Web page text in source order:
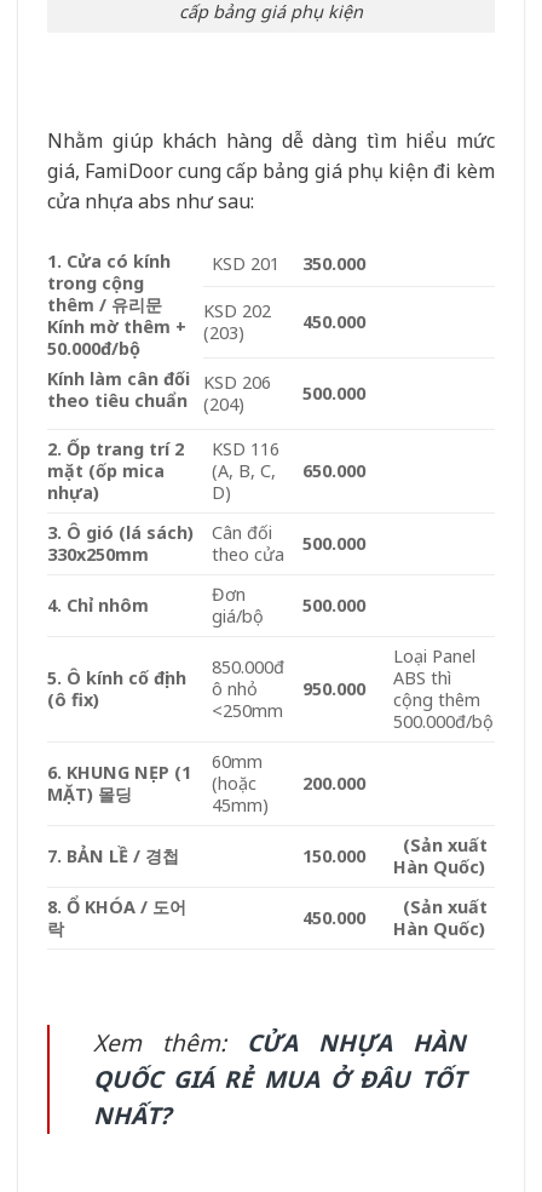
cấp bảng giá phụ kiện
Nhằm giúp khách hàng dễ dàng tìm hiểu mức
giá, FamiDoor cung cấp bảng giá phụ kiện đi kèm
cửa nhựa abs như sau:
1. Cửa có kính
trong cộng
thêm / 유리문
Kính mờ thêm +
50.000đ/bộ
Kính làm cân đối
theo tiêu chuẩn
KSD 201 350.000
KSD 202
(203)
450.000
KSD 206
(204)
500.000
2. Ốp trang trí 2
mặt (ốp mica
nhựa)
KSD 116
(A, B, C,
D)
650.000
3. Ô gió (lá sách)
330x250mm
Cân đối
theo cửa
500.000
4. Chỉ nhôm
Đơn
giá/bộ
500.000
5. Ô kính cố định
(ô fix)
850.000đ
ô nhỏ
<250mm
950.000
Loại Panel
ABS thì
cộng thêm
500.000đ/bộ
6. KHUNG NẸP (1
MẶT) 몰딩
60mm
(hoặc
45mm)
200.000
7. BẢN LỀ / 경첩 150.000
(Sản xuất
Hàn Quốc)
8. Ổ KHÓA / 도어
락
450.000
(Sản xuất
Hàn Quốc)
Xem thêm: CỬA NHỰA HÀN
QUỐC GIÁ RẺ MUA Ở ĐÂU TỐT
NHẤT?